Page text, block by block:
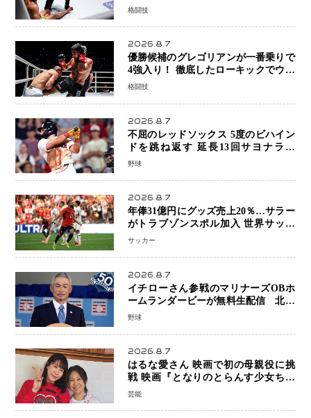
「アクシデント」でも消えない危険信
格闘技
2026.8.7
優勝候補のグレゴリアンが一番乗りで
4強入り！ 徹底したローキックでウス
ビャンを攻略、判定勝利
格闘技
2026.8.7
不屈のレッドソックス 5度のビハイン
ドを跳ね返す 延長13回サヨナラ勝
ち 吉田正尚選手も2安打1打点で貢献 4
野球
2026.8.7
年俸31億円にグッズ売上20％…サラー
がトラブゾンスポル加入 世界サッカ
ーは「五大リーグ一強」から新時代へ
サッカー
2026.8.7
イチローさん参戦のマリナーズOBホ
ームランダービーが無料生配信 北米
ならではの“魅せる興行”に世界が注目
野球
2026.8.7
はるな愛さん 映画で初の母親役に挑
戦 映画『となりのとらんす少女ちゃ
ん』11月7日公開 未来の自分との対話
芸能